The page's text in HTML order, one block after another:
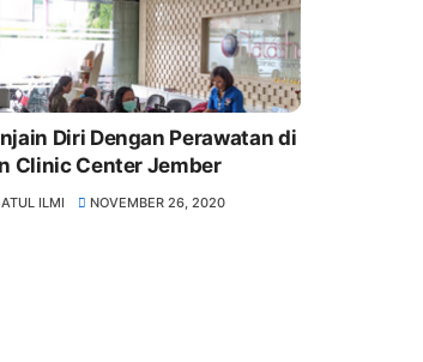
Diri Dengan Perawatan di
Clinic Center Jember
ILMI NOVEMBER 26, 2020